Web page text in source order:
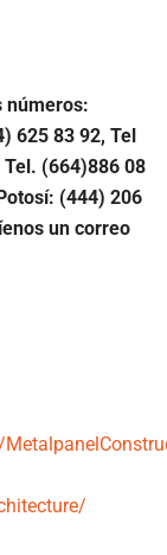
números:
625 83 92, Tel
(664)886 08
(444) 206
un correo